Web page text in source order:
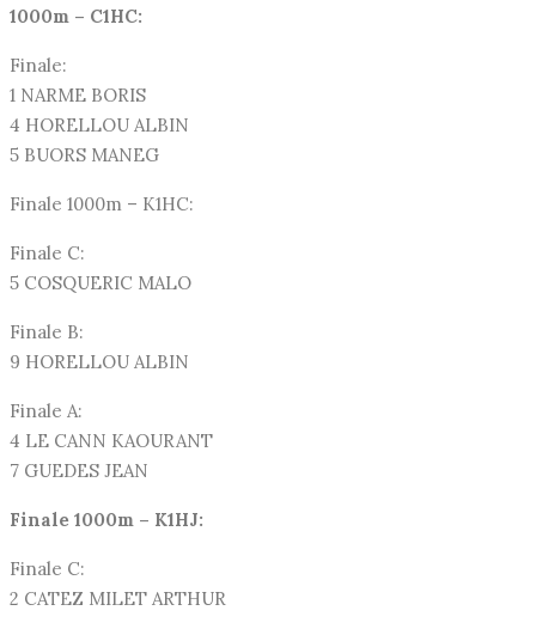
1000m – C1HC:
Finale:
1 NARME BORIS
4 HORELLOU ALBIN
5 BUORS MANEG
Finale 1000m – K1HC:
Finale C:
5 COSQUERIC MALO
Finale B:
9 HORELLOU ALBIN
Finale A:
4 LE CANN KAOURANT
7 GUEDES JEAN
Finale 1000m – K1HJ:
Finale C:
2 CATEZ MILET ARTHUR